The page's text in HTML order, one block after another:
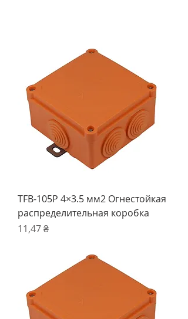
TFB-105P 4×3.5 мм2 Огнестойкая
распределительная коробка
Ціна
11,47 ₴